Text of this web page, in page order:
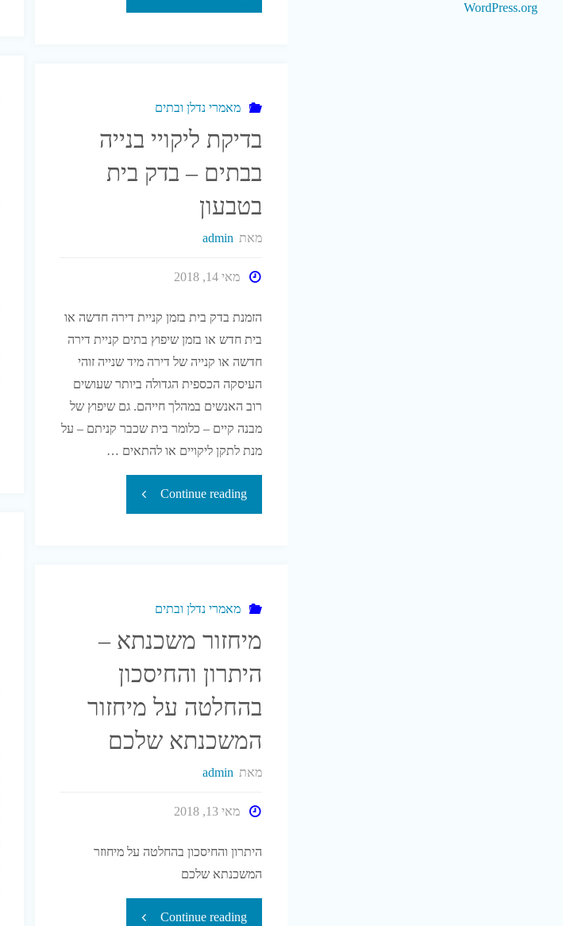
באתר
שהפנינו
לקטגוריות
מאמרי נדלן ובתים
בדיקת ליקויי בנייה
בבתים – בדק בית
בטבעון
מאת admin
מאי 14, 2018
הזמנת בדק בית בזמן קניית דירה חדשה או
בית חדש או בזמן שיפוץ בתים קניית דירה
חדשה או קנייה של דירה מיד שנייה זוהי
העיסקה הכספית הגדולה ביותר שעושים
רוב האנשים במהלך חייהם. גם שיפוץ של
מבנה קיים – כלומר בית שכבר קניתם – על
מנת לתקן ליקויים או להתאים …
Continue reading"בדיקת
בבתים
–
בדק
מאמרי נדלן ובתים
מיחזור משכנתא –
היתרון והחיסכון
בהחלטה על מיחזור
המשכנתא שלכם
מאת admin
מאי 13, 2018
היתרון והחיסכון בהחלטה על מיחוזר
המשכנתא שלכם
Continue reading"מיחזור
WordPress.org